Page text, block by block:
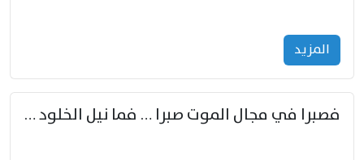
المزید
فصبرا في مجال الموت صبرا … فما نيل الخلود بمستطاع